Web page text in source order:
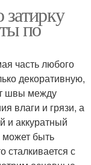
по
часть любого
декоративную,
швы между
влаги и грязи, а
и аккуратный
может быть
сталкивается с